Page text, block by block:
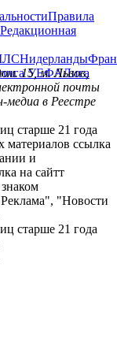
Правила
Редакционная
Нидерланды
УЕФАЛига
15, м. Львов,
почты
в Реестре
старше 21 года
ссылка
и
на сайтт
"Новости
старше 21 года